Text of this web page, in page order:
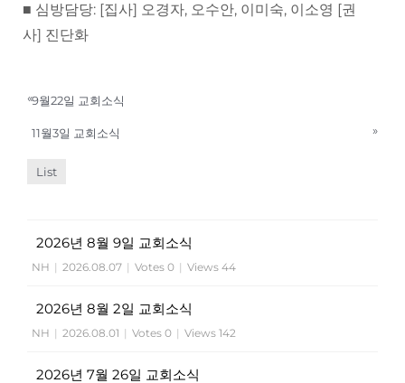
■ 심방담당: [집사] 오경자, 오수안, 이미숙, 이소영 [권
사] 진단화
«9월22일 교회소식
11월3일 교회소식 »
List
2026년 8월 9일 교회소식
NH | 2026.08.07 | Votes 0 | Views 44
2026년 8월 2일 교회소식
NH | 2026.08.01 | Votes 0 | Views 142
2026년 7월 26일 교회소식